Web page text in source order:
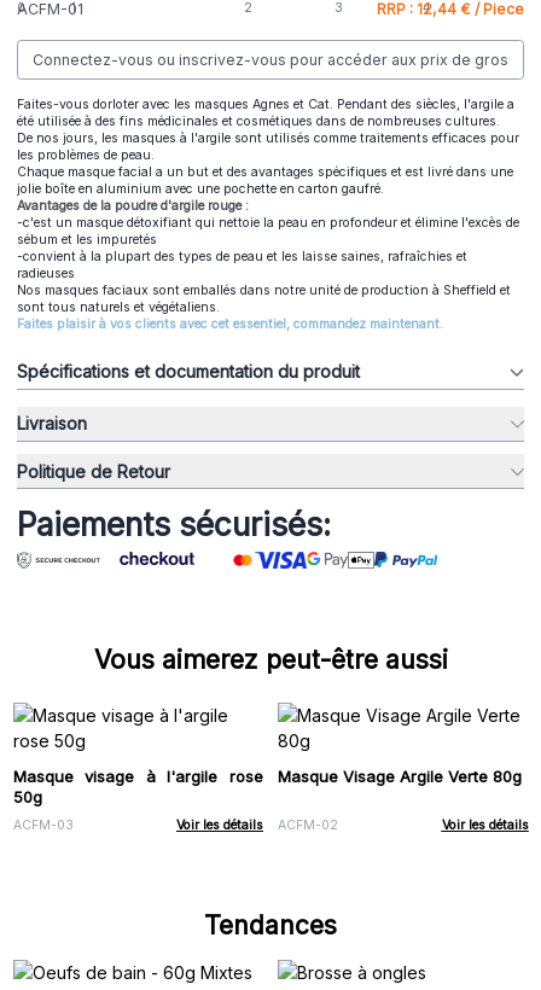
ACFM-01 RRP : 12,44 € / Piece
Connectez-vous ou inscrivez-vous pour accéder aux prix de gros
Faites-vous dorloter avec les masques Agnes et Cat. Pendant des siècles, l'argile a
été utilisée à des fins médicinales et cosmétiques dans de nombreuses cultures.
De nos jours, les masques à l'argile sont utilisés comme traitements efficaces pour
les problèmes de peau.
Chaque masque facial a un but et des avantages spécifiques et est livré dans une
jolie boîte en aluminium avec une pochette en carton gaufré.
Avantages de la poudre d'argile rouge :
-c'est un masque détoxifiant qui nettoie la peau en profondeur et élimine l'excès de
sébum et les impuretés
-convient à la plupart des types de peau et les laisse saines, rafraîchies et
radieuses
Nos masques faciaux sont emballés dans notre unité de production à Sheffield et
sont tous naturels et végétaliens.
Faites plaisir à vos clients avec cet essentiel, commandez maintenant.
Spécifications et documentation du produit
Livraison
Politique de Retour
Paiements sécurisés:
Vous aimerez peut-être aussi
Masque visage à l'argile rose
50g
ACFM-03 Voir les détails
Masque Visage Argile Verte 80g
ACFM-02 Voir les détails
Tendances